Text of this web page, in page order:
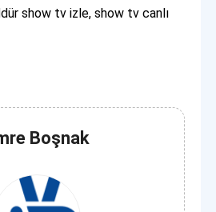
show tv izle, show tv canlı
Boşnak